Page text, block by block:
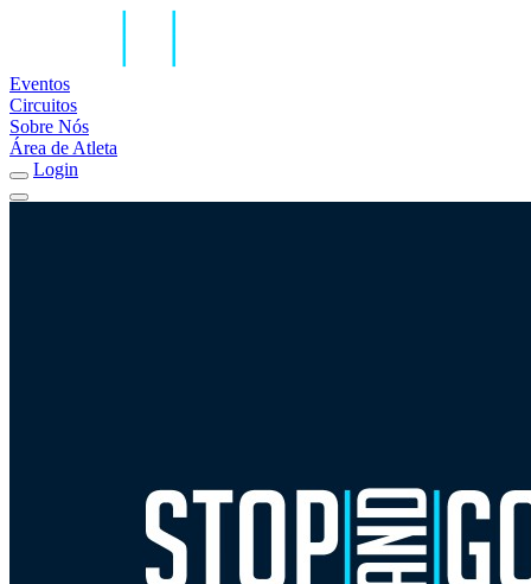
Eventos
Circuitos
Sobre Nós
Área de Atleta
Login